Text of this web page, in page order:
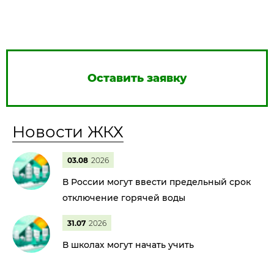
Оставить заявку
Новости ЖКХ
03.08 2026
В России могут ввести предельный срок
отключение горячей воды
31.07 2026
В школах могут начать учить